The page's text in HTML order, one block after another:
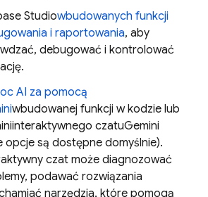
Studiowbudowanych funkcji
i raportowania, aby
debugować i kontrolować
AI za pomocą
wbudowanej funkcji w kodzie lub
interaktywnego czatuGemini
opcje są dostępne domyślnie).
czat może diagnozować
podawać rozwiązania
narzędzia, które pomogą